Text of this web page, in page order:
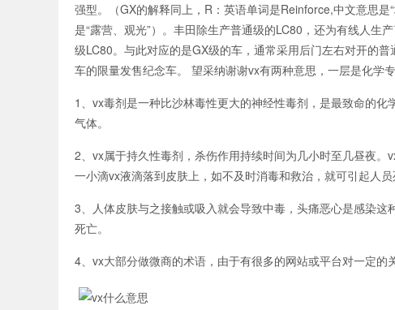
强型。（GX的解释同上，R：英语单词是Reinforce,中文意思
是“露营、观光”）。丰田除生产普通级的LC80，还为有线人生
级LC80。与此对应的是GX级的车，通常采用后门左右对开的
车的限量发售纪念车。 望采纳谢谢vx有两种意思，一层是化学
1、vx毒剂是一种比沙林毒性更大的神经性毒剂，是最致命的
气体。
2、vx属于持久性毒剂，杀伤作用持续时间为几小时至几昼夜
一小滴vx液滴落到皮肤上，如不及时消毒和救治，就可引起人员
3、人体皮肤与之接触或吸入就会导致中毒，头痛恶心是感染
死亡。
4、vx大部分做微商的术语，由于有很多的网站或平台对一定的